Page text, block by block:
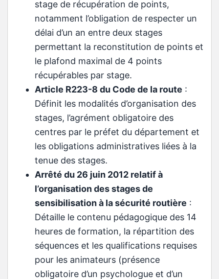
stage de récupération de points,
notamment l’obligation de respecter un
délai d’un an entre deux stages
permettant la reconstitution de points et
le plafond maximal de 4 points
récupérables par stage.
Article R223-8 du Code de la route :
Définit les modalités d’organisation des
stages, l’agrément obligatoire des
centres par le préfet du département et
les obligations administratives liées à la
tenue des stages.
Arrêté du 26 juin 2012 relatif à
l’organisation des stages de
sensibilisation à la sécurité routière :
Détaille le contenu pédagogique des 14
heures de formation, la répartition des
séquences et les qualifications requises
pour les animateurs (présence
obligatoire d’un psychologue et d’un